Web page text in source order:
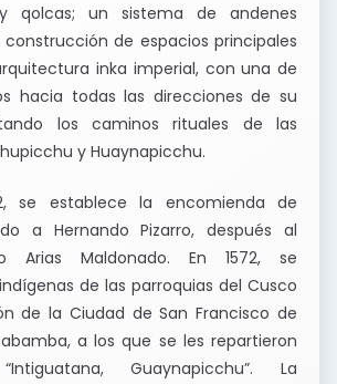
qolcas; un sistema de andenes
construcción de espacios principales
inka imperial, con una de
hacia todas las direcciones de su
los caminos rituales de las
y Huaynapicchu.
se establece la encomienda de
a Hernando Pizarro, después al
Arias Maldonado. En 1572, se
de las parroquias del Cusco
de la Ciudad de San Francisco de
a los que se les repartieron
Guaynapicchu”. La